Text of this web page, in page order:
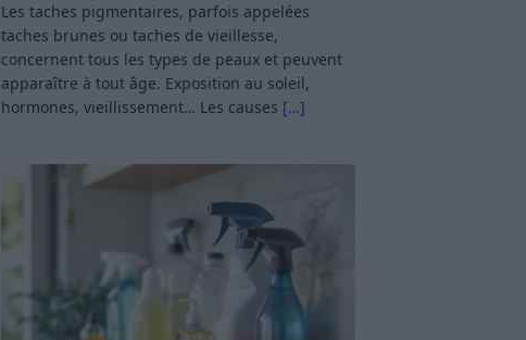
Les taches pigmentaires, parfois appelées
taches brunes ou taches de vieillesse,
concernent tous les types de peaux et peuvent
apparaître à tout âge. Exposition au soleil,
hormones, vieillissement… Les causes […]